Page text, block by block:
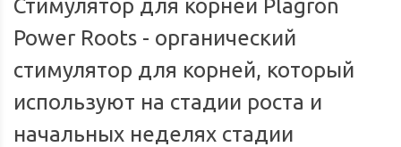
Стимулятор для корней Plagron
Power Roots - органический
стимулятор для корней, который
используют на стадии роста и
начальных неделях стадии